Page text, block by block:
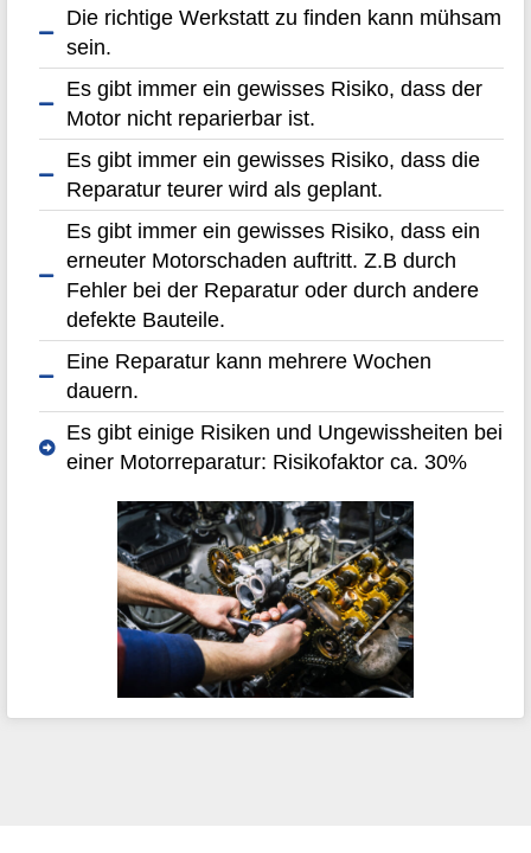
Die richtige Werkstatt zu finden kann mühsam
sein.
Es gibt immer ein gewisses Risiko, dass der
Motor nicht reparierbar ist.
Es gibt immer ein gewisses Risiko, dass die
Reparatur teurer wird als geplant.
Es gibt immer ein gewisses Risiko, dass ein
erneuter Motorschaden auftritt. Z.B durch
Fehler bei der Reparatur oder durch andere
defekte Bauteile.
Eine Reparatur kann mehrere Wochen
dauern.
Es gibt einige Risiken und Ungewissheiten bei
einer Motorreparatur: Risikofaktor ca. 30%